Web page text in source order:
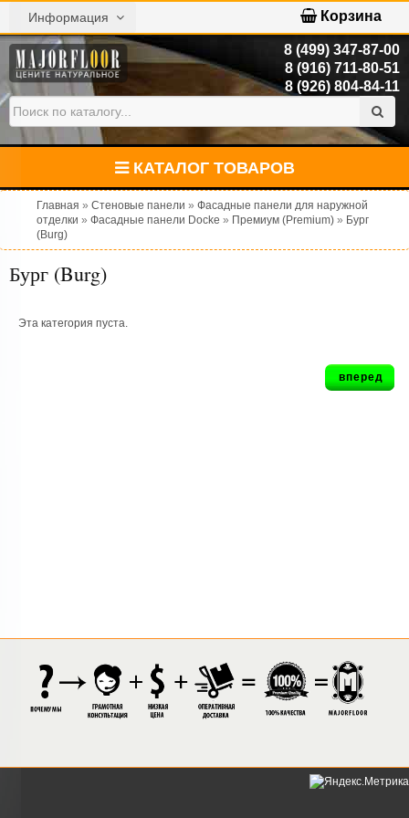
Информация Корзина
8 (499) 347-87-00
8 (916) 711-80-51
8 (926) 804-84-11
КАТАЛОГ ТОВАРОВ
Главная » Стеновые панели » Фасадные панели для наружной
отделки » Фасадные панели Docke » Премиум (Premium) » Бург
(Burg)
Бург (Burg)
Эта категория пуста.
вперед